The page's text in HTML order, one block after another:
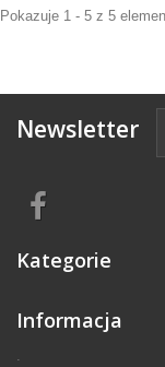
Pokazuje 1 - 5 z 5
Newsletter
Kategorie
Informacja
.